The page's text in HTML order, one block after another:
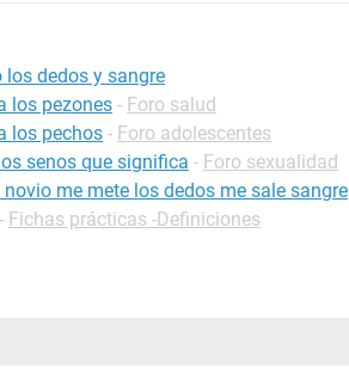
dedos y sangre
los pezones - Foro salud
los pechos - Foro adolescentes
senos que significa - Foro sexualidad
me mete los dedos me sale sangre
- Fichas prácticas -Definiciones